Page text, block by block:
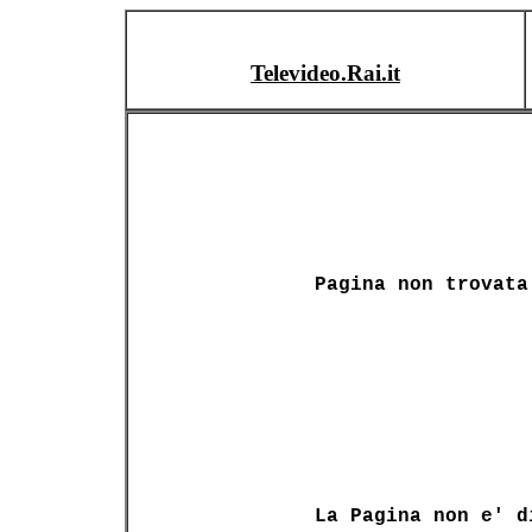
Televideo.Rai.it
Pagina non trovata
La Pagina non e'